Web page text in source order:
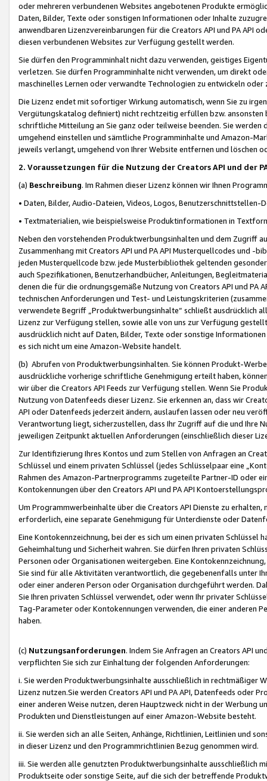
oder mehreren verbundenen Websites angebotenen Produkte
Daten, Bilder, Texte oder sonstigen Informationen oder Inhalte
anwendbaren Lizenzvereinbarungen für die Creators API und PA API
diesen verbundenen Websites zur Verfügung gestellt werden.
Sie dürfen den Programminhalt nicht dazu verwenden, geistiges
verletzen. Sie dürfen Programminhalte nicht verwenden, um direkt
maschinelles Lernen oder verwandte Technologien zu entwickeln
Die Lizenz endet mit sofortiger Wirkung automatisch, wenn Sie zu
Vergütungskatalog definiert) nicht rechtzeitig erfüllen bzw. ansonsten
schriftliche Mitteilung an Sie ganz oder teilweise beenden. Sie werden
umgehend einstellen und sämtliche Programminhalte und Amazon-
jeweils verlangt, umgehend von Ihrer Website entfernen und löschen
2. Voraussetzungen für die Nutzung der Creators API und der
(a) Beschreibung. Im Rahmen dieser Lizenz können wir Ihnen
• Daten, Bilder, Audio-Dateien, Videos, Logos, Benutzerschnittstellen-
• Textmaterialien, wie beispielsweise Produktinformationen in
Neben den vorstehenden Produktwerbungsinhalten und dem Zugriff
Zusammenhang mit Creators API und PA API Musterquellcodes und
jeden Musterquellcode bzw. jede Musterbibliothek geltenden
auch Spezifikationen, Benutzerhandbücher, Anleitungen,
denen die für die ordnungsgemäße Nutzung von Creators API und PA
technischen Anforderungen und Test- und Leistungskriterien
verwendete Begriff „Produktwerbungsinhalte“ schließt ausdrücklich
Lizenz zur Verfügung stellen, sowie alle von uns zur Verfügung
ausdrücklich nicht auf Daten, Bilder, Texte oder sonstige
es sich nicht um eine Amazon-Website handelt.
(b) Abrufen von Produktwerbungsinhalten. Sie können Produkt-
ausdrückliche vorherige schriftliche Genehmigung erteilt haben,
wir über die Creators API Feeds zur Verfügung stellen. Wenn Sie
Nutzung von Datenfeeds dieser Lizenz. Sie erkennen an, dass wir
API oder Datenfeeds jederzeit ändern, auslaufen lassen oder neu
Verantwortung liegt, sicherzustellen, dass Ihr Zugriff auf die und Ihre
jeweiligen Zeitpunkt aktuellen Anforderungen (einschließlich dieser
Zur Identifizierung Ihres Kontos und zum Stellen von Anfragen an
Schlüssel und einem privaten Schlüssel (jedes Schlüsselpaar eine
Rahmen des Amazon-Partnerprogramms zugeteilte Partner-ID oder
Kontokennungen über den Creators API und PA API
Um Programmwerbeinhalte über die Creators API Dienste zu
erforderlich, eine separate Genehmigung für Unterdienste oder
Eine Kontokennzeichnung, bei der es sich um einen privaten
Geheimhaltung und Sicherheit wahren. Sie dürfen Ihren privaten
Personen oder Organisationen weitergeben. Eine
Sie sind für alle Aktivitäten verantwortlich, die gegebenenfalls unter
oder einer anderen Person oder Organisation durchgeführt werden.
Sie Ihren privaten Schlüssel verwendet, oder wenn Ihr privater
Tag-Parameter oder Kontokennungen verwenden, die einer anderen
haben.
(c) Nutzungsanforderungen. Indem Sie Anfragen an Creators API
verpflichten Sie sich zur Einhaltung der folgenden Anforderungen:
i. Sie werden Produktwerbungsinhalte ausschließlich in rechtmäßiger
Lizenz nutzen.Sie werden Creators API und PA API, Datenfeeds oder
einer anderen Weise nutzen, deren Hauptzweck nicht in der Werbung
Produkten und Dienstleistungen auf einer Amazon-Website besteht.
ii. Sie werden sich an alle Seiten, Anhänge, Richtlinien, Leitlinien und
in dieser Lizenz und den Programmrichtlinien Bezug genommen wird.
iii. Sie werden alle genutzten Produktwerbungsinhalte ausschließlich
Produktseite oder sonstige Seite, auf die sich der betreffende